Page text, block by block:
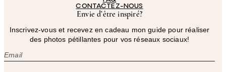
CONTACTEZ-NOUS
Envie d’être inspiré?
Inscrivez-vous et recevez en cadeau mon guide pour réaliser
des photos pétillantes pour vos réseaux sociaux!